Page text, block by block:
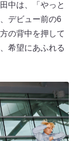
中は、「やっと
デビュー前の6
の背中を押して
希望にあふれる